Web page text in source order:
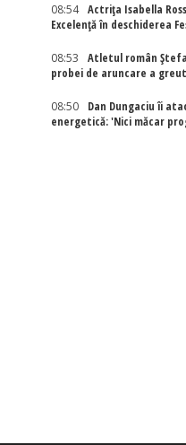
08:54
Actriţa Isabella
Excelenţă în deschiderea
08:53
Atletul român
probei de aruncare a
08:50
Dan Dungaciu îi
energetică: 'Nici măcar